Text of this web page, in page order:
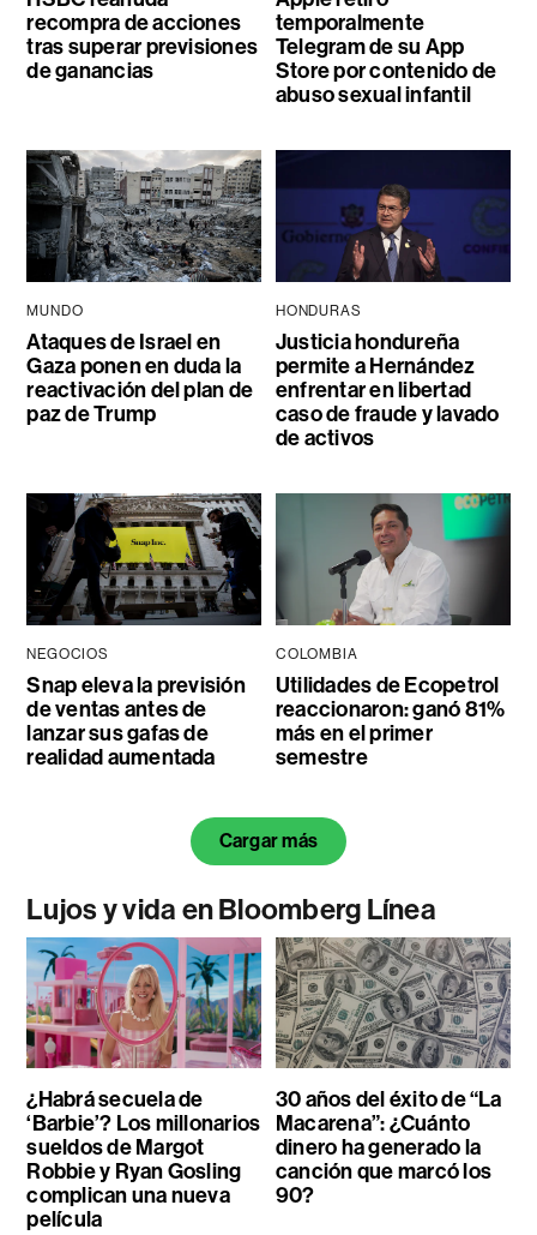
recompra de acciones
tras superar previsiones
de ganancias
temporalmente
Telegram de su App
Store por contenido de
abuso sexual infantil
MUNDO
Ataques de Israel en
Gaza ponen en duda la
reactivación del plan de
paz de Trump
HONDURAS
Justicia hondureña
permite a Hernández
enfrentar en libertad
caso de fraude y lavado
de activos
NEGOCIOS
Snap eleva la previsión
de ventas antes de
lanzar sus gafas de
realidad aumentada
COLOMBIA
Utilidades de Ecopetrol
reaccionaron: ganó 81%
más en el primer
semestre
Cargar más
Lujos y vida en Bloomberg Línea
¿Habrá secuela de
‘Barbie’? Los millonarios
sueldos de Margot
Robbie y Ryan Gosling
complican una nueva
película
30 años del éxito de “La
Macarena”: ¿Cuánto
dinero ha generado la
canción que marcó los
90?